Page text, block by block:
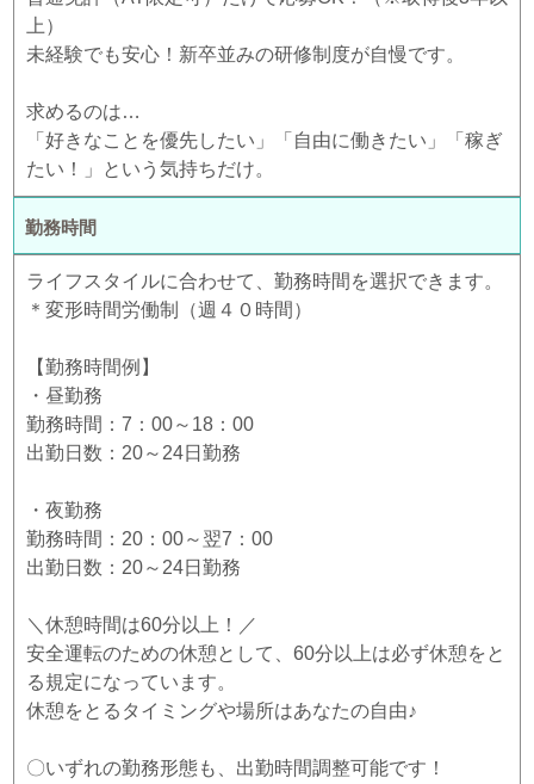
上）
未経験でも安心！新卒並みの研修制度が自慢です。
求めるのは…
「好きなことを優先したい」「自由に働きたい」「稼ぎ
たい！」という気持ちだけ。
勤務時間
ライフスタイルに合わせて、勤務時間を選択できます。
＊変形時間労働制（週４０時間）
【勤務時間例】
・昼勤務
勤務時間：7：00～18：00
出勤日数：20～24日勤務
・夜勤務
勤務時間：20：00～翌7：00
出勤日数：20～24日勤務
＼休憩時間は60分以上！／
安全運転のための休憩として、60分以上は必ず休憩をと
る規定になっています。
休憩をとるタイミングや場所はあなたの自由♪
〇いずれの勤務形態も、出勤時間調整可能です！